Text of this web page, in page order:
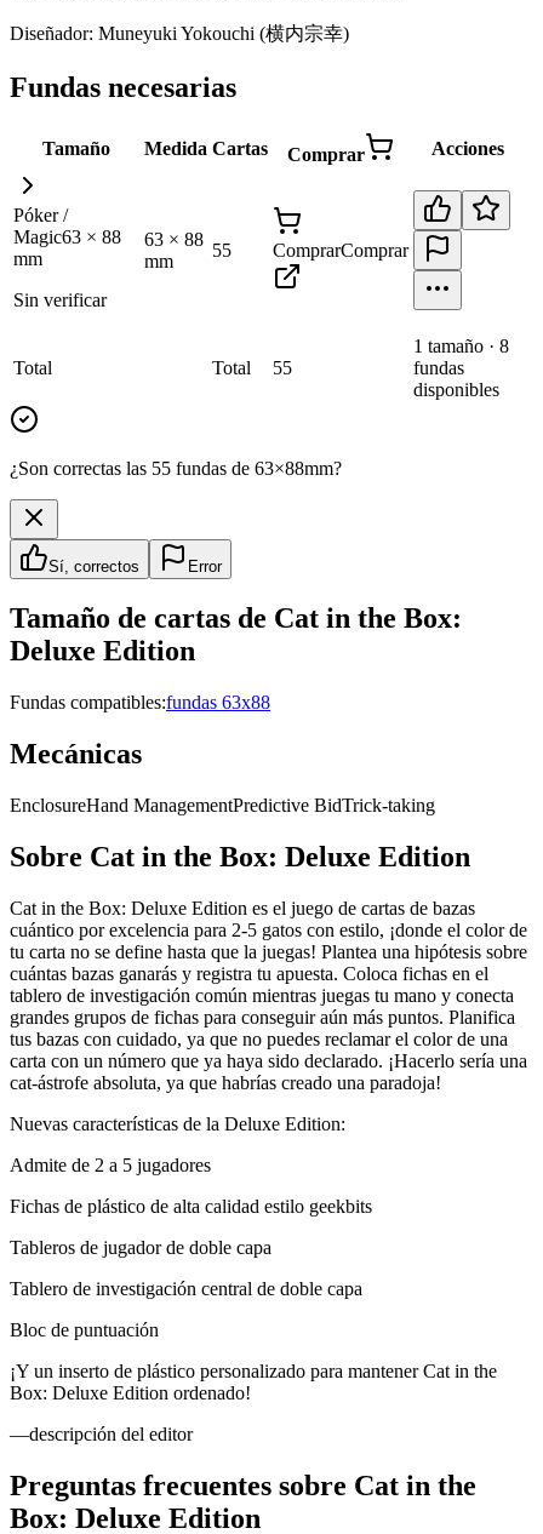
Diseñador: Muneyuki Yokouchi (横内宗幸)
Fundas necesarias
Tamaño Medida Cartas Comprar Acciones
Póker /
Magic63 × 88
mm
Sin verificar
63 × 88
mm
55 ComprarComprar
Total Total 55
1 tamaño · 8
fundas
disponibles
¿Son correctas las 55 fundas de 63×88mm?
Sí, correctos Error
Tamaño de cartas de Cat in the Box:
Deluxe Edition
Fundas compatibles:fundas 63x88
Mecánicas
EnclosureHand ManagementPredictive BidTrick-taking
Sobre Cat in the Box: Deluxe Edition
Cat in the Box: Deluxe Edition es el juego de cartas de bazas
cuántico por excelencia para 2-5 gatos con estilo, ¡donde el color de
tu carta no se define hasta que la juegas! Plantea una hipótesis sobre
cuántas bazas ganarás y registra tu apuesta. Coloca fichas en el
tablero de investigación común mientras juegas tu mano y conecta
grandes grupos de fichas para conseguir aún más puntos. Planifica
tus bazas con cuidado, ya que no puedes reclamar el color de una
carta con un número que ya haya sido declarado. ¡Hacerlo sería una
cat-ástrofe absoluta, ya que habrías creado una paradoja!
Nuevas características de la Deluxe Edition:
Admite de 2 a 5 jugadores
Fichas de plástico de alta calidad estilo geekbits
Tableros de jugador de doble capa
Tablero de investigación central de doble capa
Bloc de puntuación
¡Y un inserto de plástico personalizado para mantener Cat in the
Box: Deluxe Edition ordenado!
—descripción del editor
Preguntas frecuentes sobre Cat in the
Box: Deluxe Edition